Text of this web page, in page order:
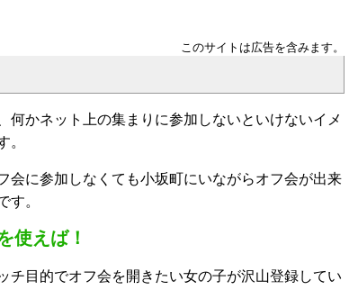
このサイトは広告を含みます。
何かネット上の集まりに参加しないといけないイメ
。
会に参加しなくても小坂町にいながらオフ会が出来
す。
使えば！
チ目的でオフ会を開きたい女の子が沢山登録してい